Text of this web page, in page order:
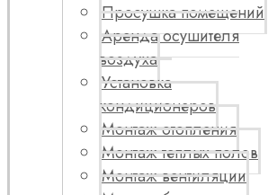
Просушка помещений
Аренда осушителя
воздуха
Установка
кондиционеров
Монтаж отопления
Монтаж теплых полов
Монтаж вентиляции